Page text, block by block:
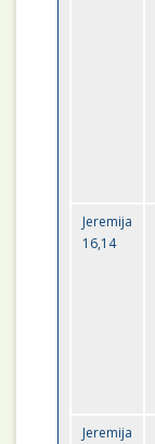
Jeremija
16,14
Jeremija